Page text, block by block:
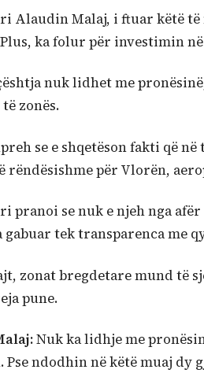
Alaudin Malaj, i ftuar këtë të
ka folur për investimin
nuk lidhet me
zonës.
se e shqetëson fakti që
rëndësishme për Vlorën,
pranoi se nuk e njeh nga
gabuar tek transparenca me
zonat bregdetare mund
pune.
Nuk ka lidhje me
Pse ndodhin në këtë muaj